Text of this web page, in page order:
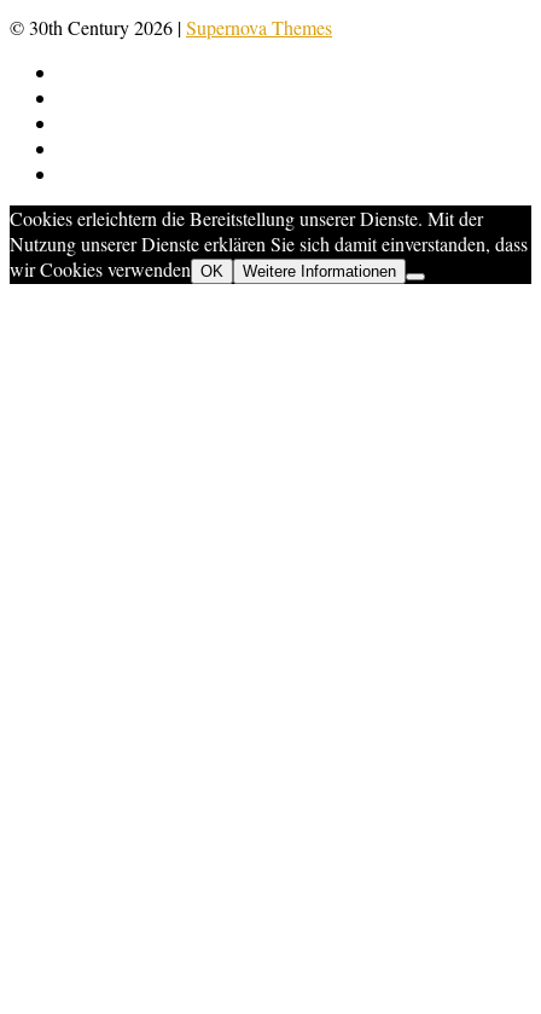
© 30th Century 2026 |Supernova Themes
Cookies erleichtern die Bereitstellung unserer Dienste. Mit der
Nutzung unserer Dienste erklären Sie sich damit einverstanden, dass
wir Cookies verwenden OK Weitere Informationen